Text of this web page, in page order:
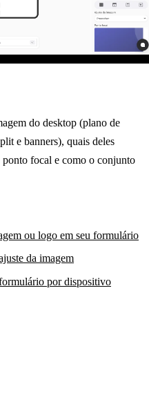
do desktop (plano de
e banners), quais deles
focal e como o conjunto
ou logo em seu formulário
da imagem
por dispositivo